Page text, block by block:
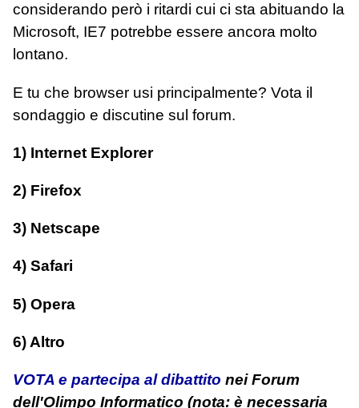
considerando però i ritardi cui ci sta abituando la
Microsoft, IE7 potrebbe essere ancora molto
lontano.
E tu che browser usi principalmente? Vota il
sondaggio e discutine sul forum.
1) Internet Explorer
2) Firefox
3) Netscape
4) Safari
5) Opera
6) Altro
VOTA e partecipa al dibattito nei Forum
dell'Olimpo Informatico (nota: è necessaria